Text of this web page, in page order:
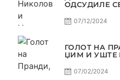
ОДСУДИЛЕ
07/12/2024
ГОЛОТ НА
ЏИМ И УШТЕ
САМО
07/02/2024